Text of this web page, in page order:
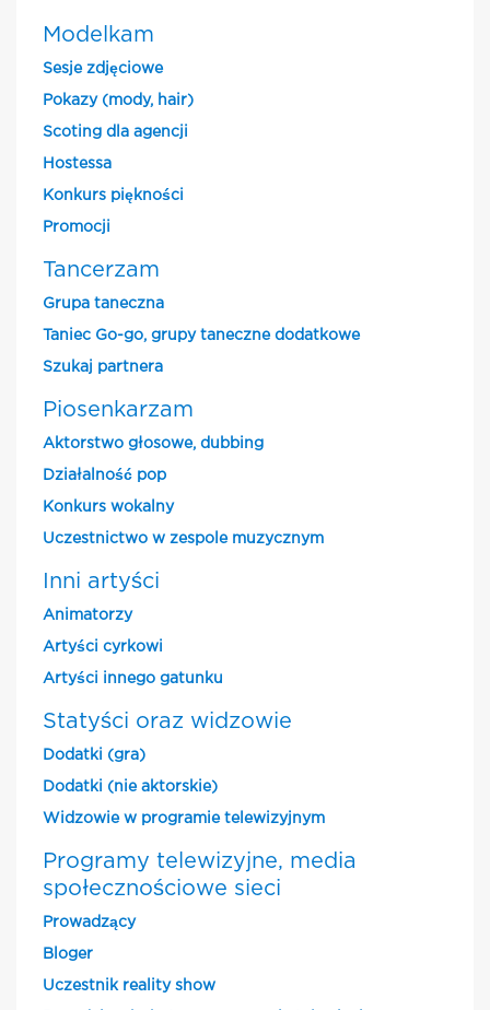
Modelkam
Sesje zdjęciowe
Pokazy (mody, hair)
Scoting dla agencji
Hostessa
Konkurs piękności
Promocji
Tancerzam
Grupa taneczna
Taniec Go-go, grupy taneczne dodatkowe
Szukaj partnera
Piosenkarzam
Aktorstwo głosowe, dubbing
Działalność pop
Konkurs wokalny
Uczestnictwo w zespole muzycznym
Inni artyści
Animatorzy
Artyści cyrkowi
Artyści innego gatunku
Statyści oraz widzowie
Dodatki (gra)
Dodatki (nie aktorskie)
Widzowie w programie telewizyjnym
Programy telewizyjne, media
społecznościowe sieci
Prowadzący
Bloger
Uczestnik reality show